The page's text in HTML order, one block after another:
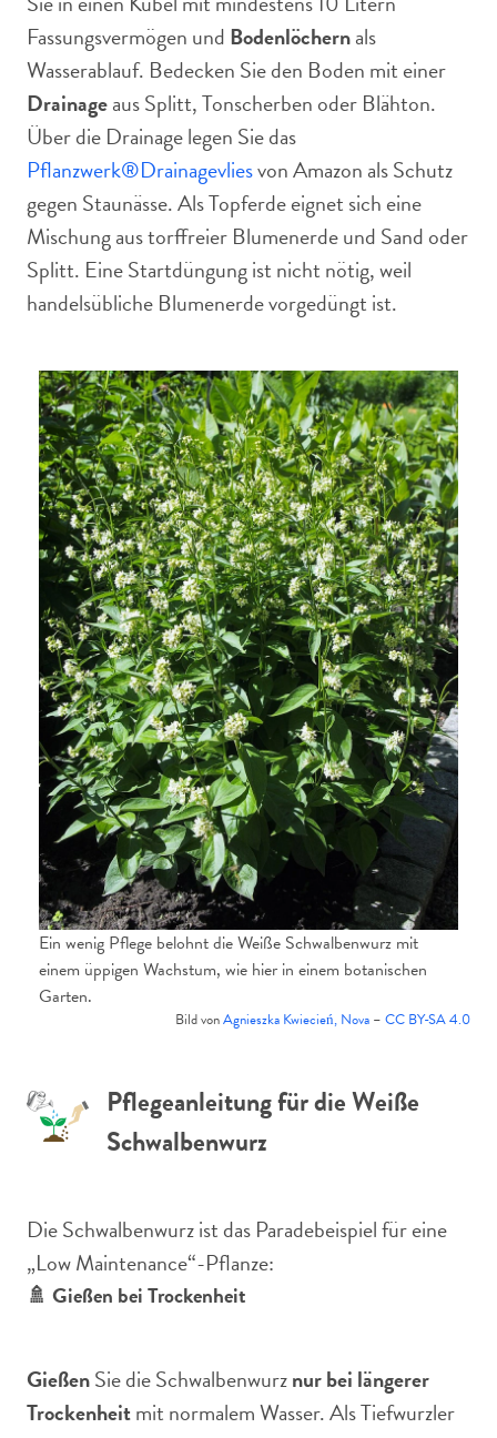
Fassungsvermögen und Bodenlöchernals
Wasserablauf. Bedecken Sie den Boden mit einer
Drainageaus Splitt, Tonscherben oder Blähton.
Über die Drainage legen Sie das
Pflanzwerk®Drainagevliesvon Amazon als Schutz
gegen Staunässe. Als Topferde eignet sich eine
Mischung aus torffreier Blumenerde und Sand oder
Splitt. Eine Startdüngung ist nicht nötig, weil
handelsübliche Blumenerde vorgedüngt ist.
Ein wenig Pflege belohnt die Weiße Schwalbenwurz mit
einem üppigen Wachstum, wie hier in einem botanischen
Garten.
Bild vonAgnieszka Kwiecień, Nova – CC BY-SA 4.0
Pflegeanleitung für die Weiße
Schwalbenwurz
Die Schwalbenwurz ist das Paradebeispiel für eine
„Low Maintenance“-Pflanze:
🚿 Gießen bei Trockenheit
GießenSie die Schwalbenwurznur bei längerer
Trockenheitmit normalem Wasser. Als Tiefwurzler